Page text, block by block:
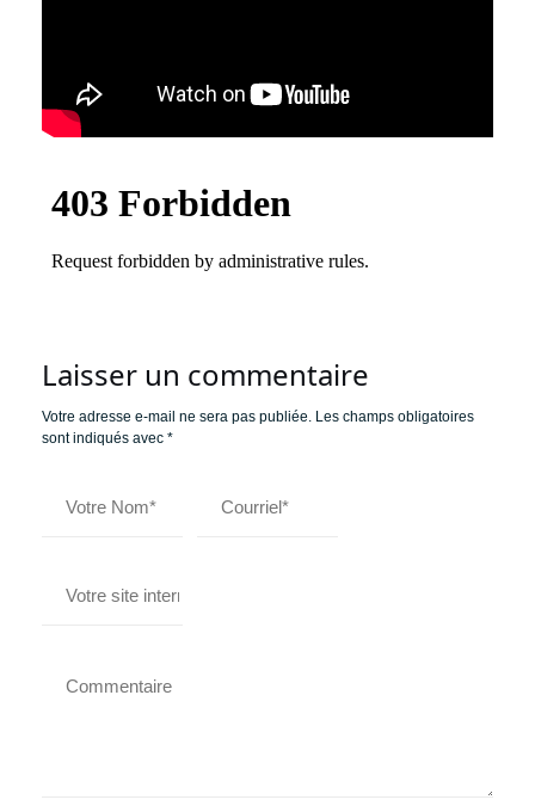
Laisser un commentaire
Votre adresse e-mail ne sera pas publiée. Les champs obligatoires
sont indiqués avec *